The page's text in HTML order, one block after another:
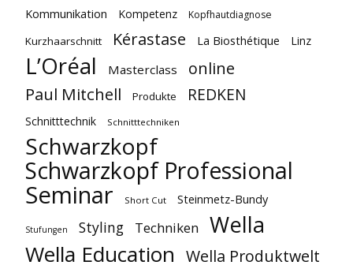
Kommunikation Kompetenz Kopfhautdiagnose
Kurzhaarschnitt Kérastase La Biosthétique Linz
L’Oréal Masterclass online
Paul Mitchell Produkte REDKEN
Schnitttechnik Schnitttechniken
Schwarzkopf
Schwarzkopf Professional
Seminar Short Cut Steinmetz-Bundy
Stufungen Styling Techniken Wella
Wella Education Wella Produktwelt